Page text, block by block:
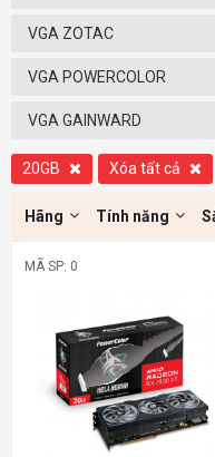
VGA ZOTAC
VGA POWERCOLOR
VGA GAINWARD
20GB Xóa tất cả
Hãng Tính năng
MÃ SP: 0